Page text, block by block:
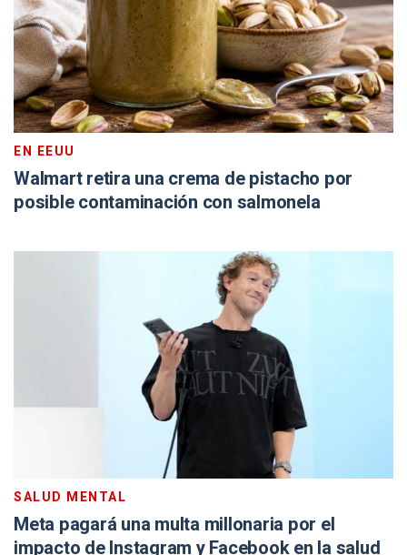
EN EEUU
Walmart retira una crema de pistacho por
posible contaminación con salmonela
SALUD MENTAL
Meta pagará una multa millonaria por el
impacto de Instagram y Facebook en la salud